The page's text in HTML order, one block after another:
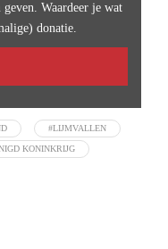
Waardeer je wat
donatie.
#LIJMVALLEN
KONINKRIJG